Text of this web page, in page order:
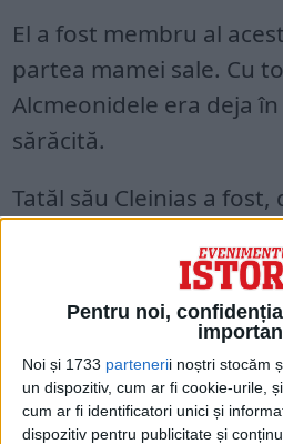
Pentru noi,
Noi și 1733 partenerii noștri stocăm
un dispozitiv, cum ar fi cookie-urile,
cum ar fi identificatori unici și
dispozitiv pentru publicitate și
El a fost membru al
partea mamei sale. Cu
Alcmeonidele era deja
sărăcită.
Tatăl său Cleinias a fost,
distingându-se în
înainte de nașterea
acestea, mama lui
mai proeminent,
erau o familie foarte